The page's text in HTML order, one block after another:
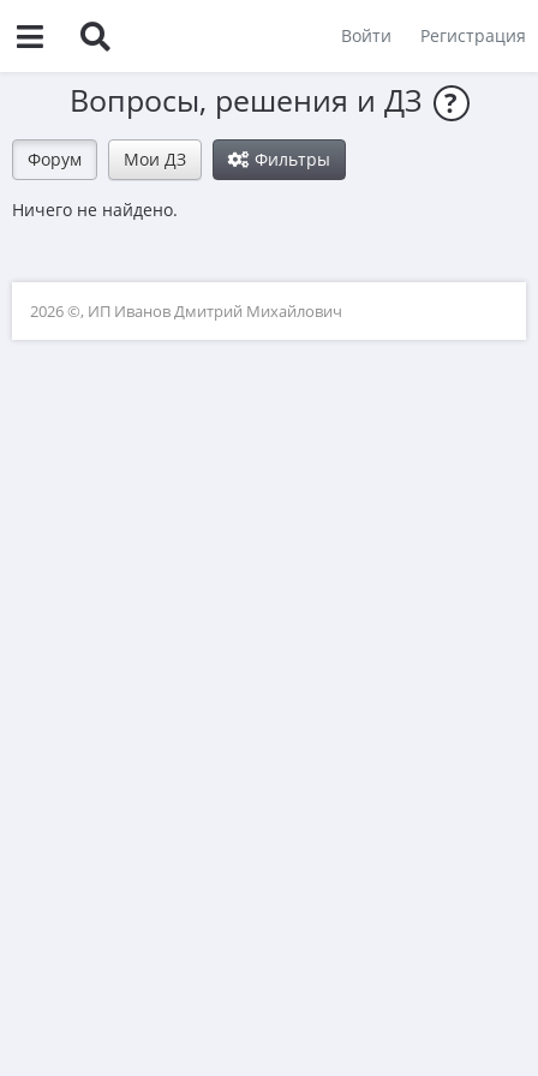
Войти Регистрация
Вопросы, решения и ДЗ ?
Форум Мои ДЗ Фильтры
Ничего не найдено.
2026 ©, ИП Иванов Дмитрий Михайлович